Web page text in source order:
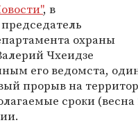
, в
охраны
Чхеидзе
его ведомста,
прорыв на
сроки (весна